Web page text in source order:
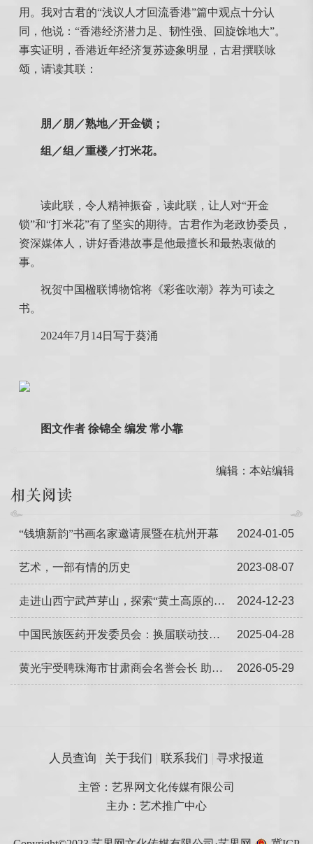
用。我对古君的“浅议人才回流香港”篇中观点十分认
同，他说：“香港经济潜力足、韧性强、回旋馀地大”。
事实证明，香港近年经济复苏迹象明显，古君撰联咏
颂，请读其联：
朋／朋／熟地／开金锁；
组／组／重楼／打米花。
读此联，令人精神振奋，读此联，让人对“开金
锁”和“打米花”有了坚实的期待。古君作为老政协委员，
资深媒体人，讲好香港故事是他最擅长和最热衷做的
事。
祝贺中国楹联博物馆将《彩雀吹潮》荐为可读之
书。
2024年7月14日写于葵涌
图文作者 徐锦全 编发 常小靠
编辑：本站编辑
相关阅读
2024-01-05
“钱塘新韵”书画名家邀请展暨在杭州开幕
2023-08-07
艺术，一部有情的历史
2024-12-23
走进山西宁武芦芽山，探索“黄土高原的绿色明珠”的自然奇观
2025-04-28
中国民族医药开发委员会：换届联动技术征集，中医师承共筑传承路
2026-05-29
黄光宇受聘珠海市甘肃商会名誉会长 助力珠甘经贸文化交流
人员查询 关于我们 联系我们 寻求报道
主管：艺界网文化传媒有限公司
主办：艺术推广中心